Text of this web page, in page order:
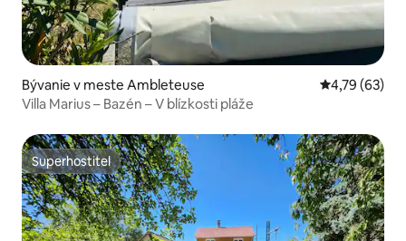
Bývanie v meste Ambleteuse Priemerné
4,79 (63)
Villa Marius – Bazén – V blízkosti pláže
Superhostiteľ
Superhostiteľ